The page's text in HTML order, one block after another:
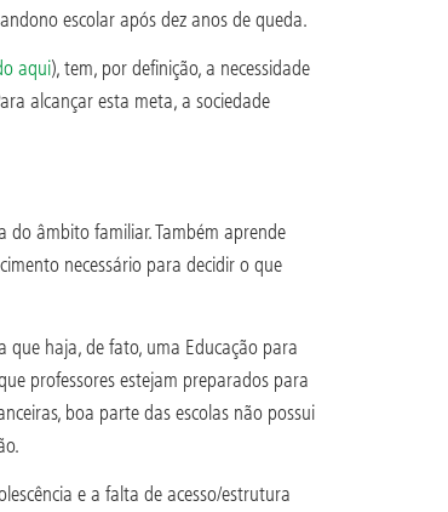
escolar após dez anos de queda.
aqui), tem, por definição, a necessidade
alcançar esta meta, a sociedade
do âmbito familiar. Também aprende
necessário para decidir o que
que haja, de fato, uma Educação para
professores estejam preparados para
boa parte das escolas não possui
e a falta de acesso/estrutura